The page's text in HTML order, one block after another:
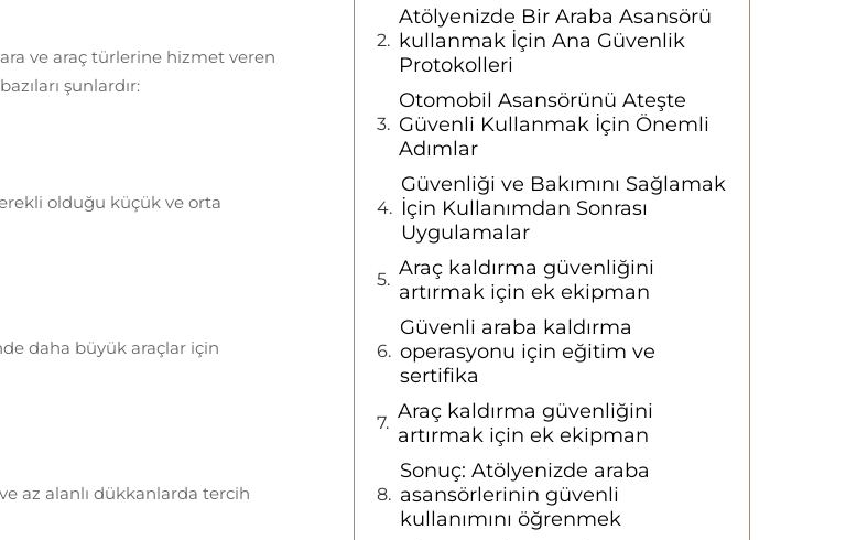
ve araç türlerine hizmet veren
şunlardır:
olduğu küçük ve orta
daha büyük araçlar için
az alanlı dükkanlarda tercih
Atölyenizde Bir Araba Asansörü
kullanmak İçin Ana Güvenlik
Protokolleri
Otomobil Asansörünü Ateşte
Güvenli Kullanmak İçin Önemli
Adımlar
Güvenliği ve Bakımını Sağlamak
İçin Kullanımdan Sonrası
Uygulamalar
Araç kaldırma güvenliğini
artırmak için ek ekipman
Güvenli araba kaldırma
operasyonu için eğitim ve
sertifika
Araç kaldırma güvenliğini
artırmak için ek ekipman
Sonuç: Atölyenizde araba
asansörlerinin güvenli
kullanımını öğrenmek